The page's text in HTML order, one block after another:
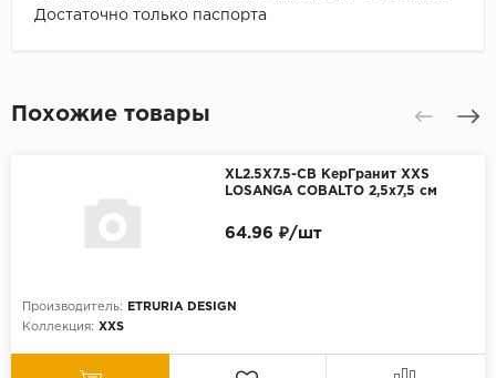
Достаточно только паспорта
Похожие товары
XL2.5X7.5-CB КерГранит XXS
LOSANGA COBALTO 2,5x7,5 см
Производитель:
ETRURIA DESIGN
Коллекция: XXS
64.96 ₽/шт